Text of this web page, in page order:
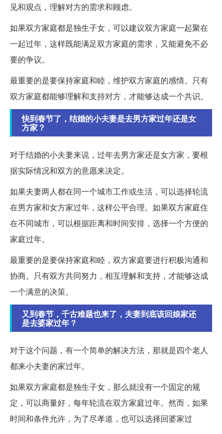
见和观点，理解对方的需求和顾虑。
如果双方家庭都是独生子女，可以建议双方家庭一起聚在
一起过年，这样既能满足双方家庭的需求，又能避免不必
要的争议。
最重要的是要保持家庭和睦，维护双方家庭的感情。只有
双方家庭都能够理解和支持对方，才能够达成一个共识。
快到春节了，结婚的小夫妻是去男方家过年还是女
方家？
对于结婚的小夫妻来说，过年去男方家还是女方家，要根
据实际情况和双方的意愿来决定。
如果夫妻两人都在同一个城市工作或生活，可以选择轮流
在男方家和女方家过年，这样公平合理。如果双方家庭住
在不同城市，可以根据距离和时间安排，选择一个方便的
家庭过年。
最重要的是要保持家庭和睦，双方家庭要进行积极沟通和
协商。只有双方共同努力，相互理解和支持，才能够达成
一个满意的决策。
又到春节，千古难题也来了，夫妻到底该回娘家还
是去婆家过年？
对于这个问题，有一个简单的解决方法，那就是四个老人
都来小夫妻的家过年。
如果双方家庭都是独生子女，那么就没有一个固定的规
定，可以商量好，每年轮流在双方家庭过年。然而，如果
时间和条件允许，为了尽孝道，也可以选择回婆家过